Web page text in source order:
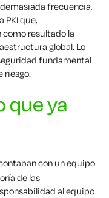
frecuencia,
PKI que,
como resultado la
global. Lo
fundamental
riesgo.
que ya
con un equipo
de las
al equipo